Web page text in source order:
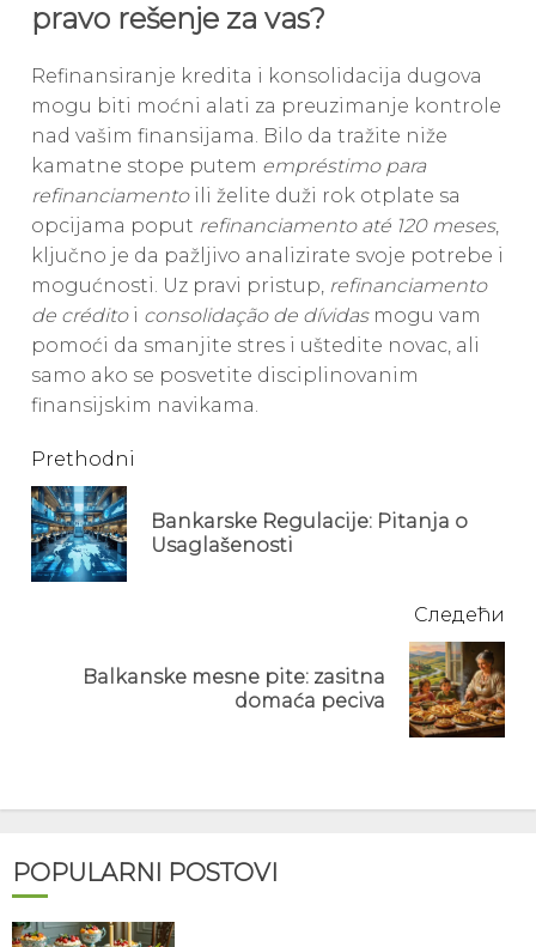
pravo rešenje za vas?
Refinansiranje kredita i konsolidacija dugova
mogu biti moćni alati za preuzimanje kontrole
nad vašim finansijama. Bilo da tražite niže
kamatne stope putem empréstimo para
refinanciamentoili želite duži rok otplate sa
opcijama poput refinanciamento até 120 meses,
ključno je da pažljivo analizirate svoje potrebe i
mogućnosti. Uz pravi pristup, refinanciamento
de créditoi consolidação de dívidasmogu vam
pomoći da smanjite stres i uštedite novac, ali
samo ako se posvetite disciplinovanim
finansijskim navikama.
Continue
Reading
Prethodni
Bankarske Regulacije: Pitanja o
Usaglašenosti
Следећи
Balkanske mesne pite: zasitna
domaća peciva
POPULARNI POSTOVI